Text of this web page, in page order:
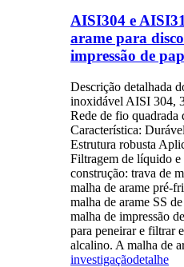
AISI304 e
arame para
impressão de
Descrição detalhada
inoxidável AISI 304,
Rede de fio quadrada
Característica:
Estrutura robusta
Filtragem de líquido e
construção: trava de
malha de arame pré-
malha de arame SS
malha de impressão
para peneirar e filtrar
alcalino. A malha de
investigaçãodetalhe